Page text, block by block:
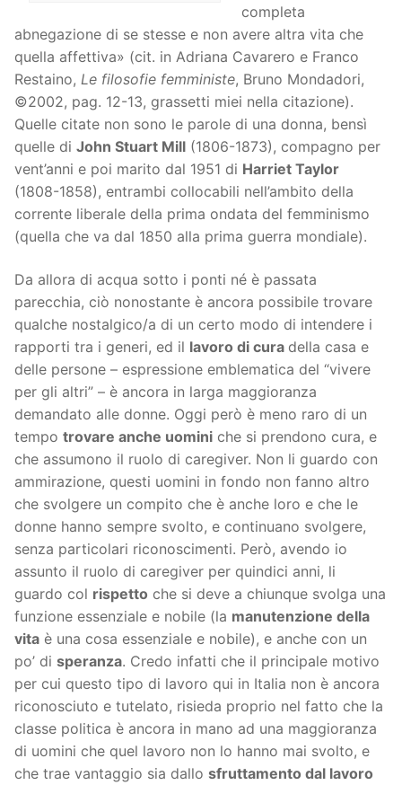
completa
abnegazione di se stesse e non avere altra vita che
quella affettiva» (cit. in Adriana Cavarero e Franco
Restaino, Le filosofie femministe, Bruno Mondadori,
©2002, pag. 12-13, grassetti miei nella citazione).
Quelle citate non sono le parole di una donna, bensì
quelle di John Stuart Mill (1806-1873), compagno per
vent’anni e poi marito dal 1951 di Harriet Taylor
(1808-1858), entrambi collocabili nell’ambito della
corrente liberale della prima ondata del femminismo
(quella che va dal 1850 alla prima guerra mondiale).
Da allora di acqua sotto i ponti né è passata
parecchia, ciò nonostante è ancora possibile trovare
qualche nostalgico/a di un certo modo di intendere i
rapporti tra i generi, ed il lavoro di cura della casa e
delle persone – espressione emblematica del “vivere
per gli altri” – è ancora in larga maggioranza
demandato alle donne. Oggi però è meno raro di un
tempo trovare anche uomini che si prendono cura, e
che assumono il ruolo di caregiver. Non li guardo con
ammirazione, questi uomini in fondo non fanno altro
che svolgere un compito che è anche loro e che le
donne hanno sempre svolto, e continuano svolgere,
senza particolari riconoscimenti. Però, avendo io
assunto il ruolo di caregiver per quindici anni, li
guardo col rispetto che si deve a chiunque svolga una
funzione essenziale e nobile (la manutenzione della
vita è una cosa essenziale e nobile), e anche con un
po’ di speranza. Credo infatti che il principale motivo
per cui questo tipo di lavoro qui in Italia non è ancora
riconosciuto e tutelato, risieda proprio nel fatto che la
classe politica è ancora in mano ad una maggioranza
di uomini che quel lavoro non lo hanno mai svolto, e
che trae vantaggio sia dallo sfruttamento dal lavoro